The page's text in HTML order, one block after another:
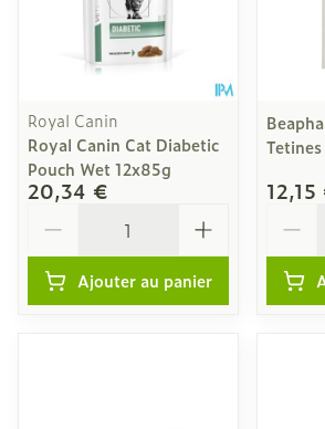
Royal Canin
Royal Canin Cat Diabetic
Pouch Wet 12x85g
20,34 €
Ajouter au panier
Tetines